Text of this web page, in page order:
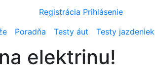
Registrácia Prihlásenie
Poradňa Testy áut Testy jazdeniek
elektrinu!